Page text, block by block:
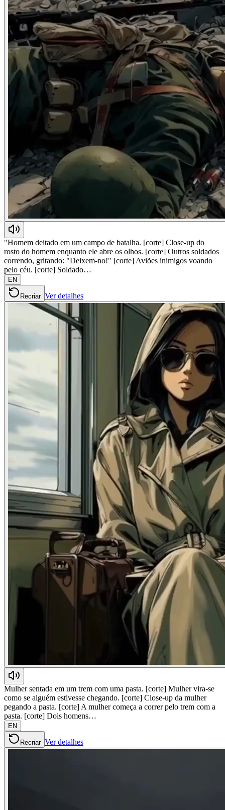
"Homem deitado em um campo de batalha. [corte] Close-up do
rosto do homem enquanto ele abre os olhos. [corte] Outros soldados
correndo, gritando: "Deixem-no!" [corte] Aviões inimigos voando
pelo céu. [corte] Soldado…
EN
Recriar Ver detalhes
Mulher sentada em um trem com uma pasta. [corte] Mulher vira-se
como se alguém estivesse chegando. [corte] Close-up da mulher
pegando a pasta. [corte] A mulher começa a correr pelo trem com a
pasta. [corte] Dois homens…
EN
Recriar Ver detalhes